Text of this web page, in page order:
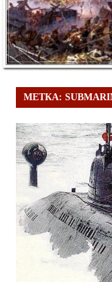
МЕТКА: